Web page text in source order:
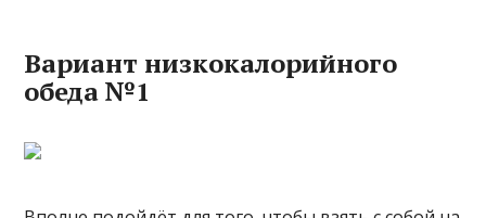
Вариант низкокалорийного
обеда №1